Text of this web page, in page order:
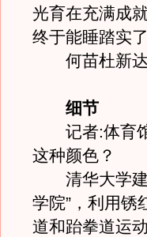
光育在充满成
终于能睡踏实
何苗杜新达
细节
记者:体育馆
这种颜色？
清华大学建
学院”，利用锈
道和跆拳道运